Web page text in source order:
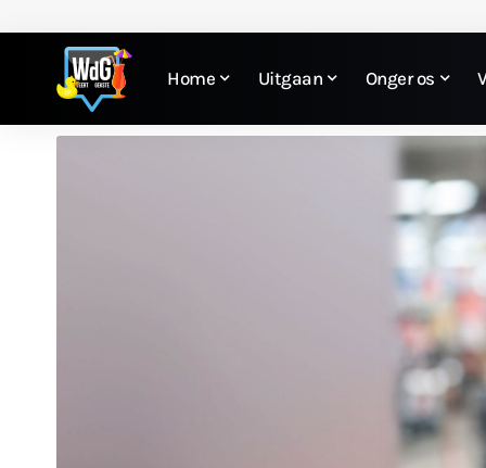
Home Uitgaan Onger os